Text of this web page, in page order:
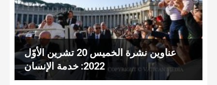
عناوين نشرة الخميس 20 تشرين الأوّل
2022: خدمة الإنسان